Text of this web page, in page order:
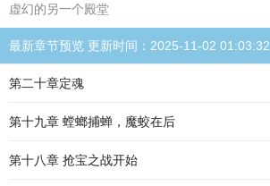
虚幻的另一个殿堂
最新章节预览 更新时间：2025-11-02 01:03:32
第二十章定魂
第十九章 螳螂捕蝉，魔蛟在后
第十八章 抢宝之战开始